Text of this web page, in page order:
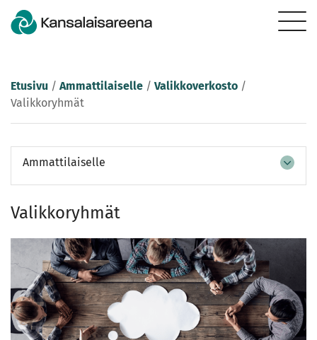
Etusivu / Ammattilaiselle / Valikkoverkosto /
Valikkoryhmät
Ammattilaiselle
Valikkoryhmät